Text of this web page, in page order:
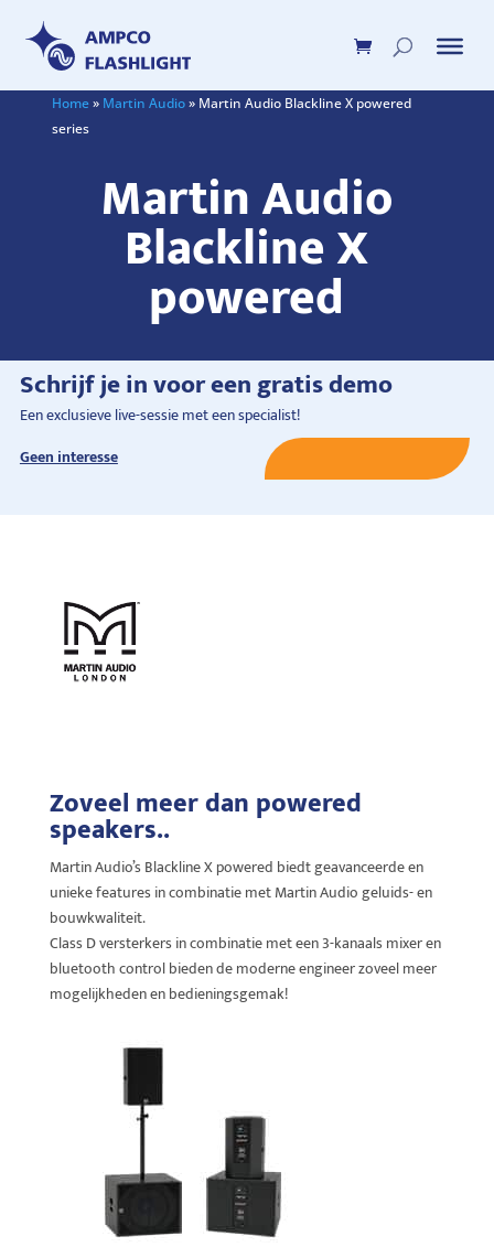
Home» Martin Audio» Martin Audio Blackline X powered
series
Martin Audio
Blackline X
powered
Schrijf je in voor een gratis demo
Een exclusieve live-sessie met een specialist!
Geen interesse
Zoveel meer dan powered
speakers..
Martin Audio’s Blackline X powered biedt geavanceerde en
unieke features in combinatie met Martin Audio geluids- en
bouwkwaliteit.
Class D versterkers in combinatie met een 3-kanaals mixer en
bluetooth control bieden de moderne engineer zoveel meer
mogelijkheden en bedieningsgemak!